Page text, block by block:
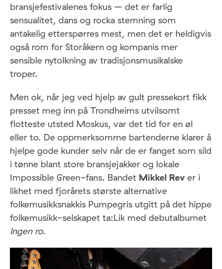
bransjefestivalenes fokus – det er farlig
sensualitet, dans og rocka stemning som
antakelig etterspørres mest, men det er heldigvis
også rom for Storåkern og kompanis mer
sensible nytolkning av tradisjonsmusikalske
troper.
Men ok, når jeg ved hjelp av gult pressekort fikk
presset meg inn på Trondheims utvilsomt
flotteste utsted Moskus, var det tid for en øl
eller to. De oppmerksomme bartenderne klarer å
hjelpe gode kunder selv når de er fanget som sild
i tønne blant store bransjejakker og lokale
Impossible Green-fans. Bandet Mikkel Rev er i
likhet med fjorårets største alternative
folkemusikksnakkis Pumpegris utgitt på det hippe
folkemusikk-selskapet ta:Lik med debutalbumet
Ingen ro.